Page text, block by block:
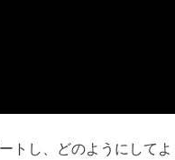
トし、どのようにしてよ